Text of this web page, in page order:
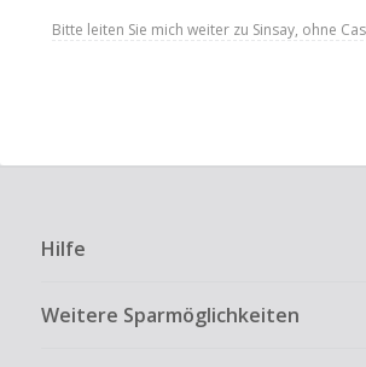
Bitte leiten Sie mich weiter zu Sinsay, ohne
Hilfe
Weitere Sparmöglichkeiten